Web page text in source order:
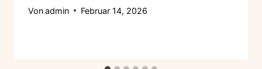
Vonadmin Februar 14, 2026